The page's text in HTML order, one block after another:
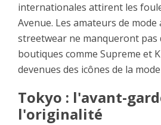
internationales attirent les
Avenue. Les amateurs de
streetwear ne manqueront pas
boutiques comme Supreme et
devenues des icônes de la
Tokyo : l'avant-
l'originalité